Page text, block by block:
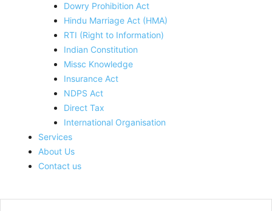
Dowry Prohibition Act
Hindu Marriage Act (HMA)
RTI (Right to Information)
Indian Constitution
Missc Knowledge
Insurance Act
NDPS Act
Direct Tax
International Organisation
Services
About Us
Contact us